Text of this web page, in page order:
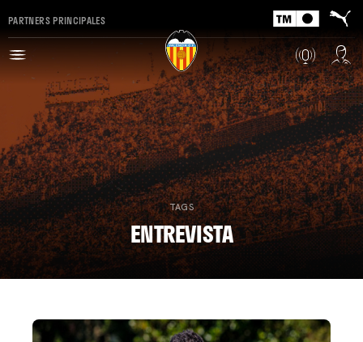
PARTNERS PRINCIPALES
TAGS
ENTREVISTA